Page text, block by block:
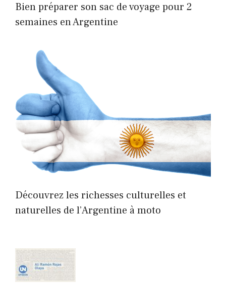
Bien préparer son sac de voyage pour 2
semaines en Argentine
Découvrez les richesses culturelles et
naturelles de l’Argentine à moto